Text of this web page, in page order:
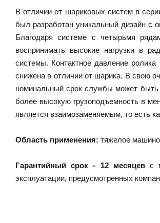
В отличии от шариковых систем в
был разработан уникальный дизайн с
Благодаря системе с четырьмя
воспринимать высокие нагрузки в
системы. Контактное давление
снижена в отличии от шарика. В свою
номинальный срок службы может
более высокую грузоподъемность в
является взаимозаменяемым, то есть
Область применения: тяжелое
Гарантийный срок - 12 месяцевс
эксплуатации, предусмотренных